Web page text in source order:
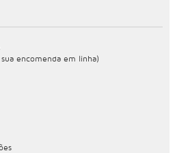
encomenda em linha)